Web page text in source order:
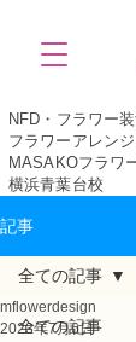
NFD・フラワー
フラワーアレン
MASAKOフラワ
横浜青葉台校
記事
全ての記事
全ての記事
mflowerdesign
2023年7月6日